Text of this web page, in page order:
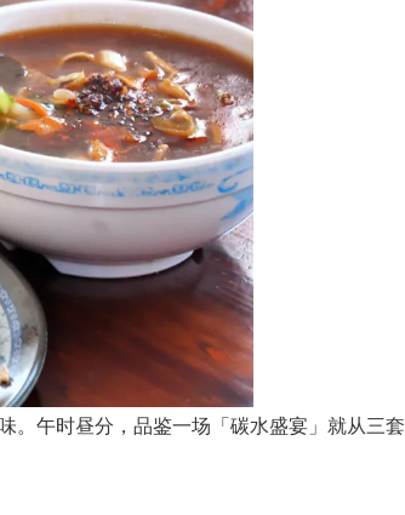
。午时昼分，品鉴一场「碳水盛宴」就从三套